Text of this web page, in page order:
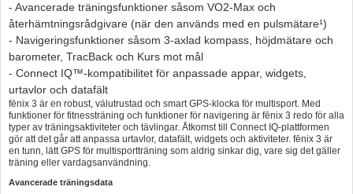
Kamasa Tools - Verktyg
Calix - Packline - Takboxar
Thule - Takboxar
Thule - Lasthållare
LAGERRENSING
Begagnade Motorer & Båtar
- Avancerade träningsfunktioner såsom VO2-Max och
återhämtningsrådgivare (när den används med en pulsmätare¹)
- Navigeringsfunktioner såsom 3-axlad kompass, höjdmätare och
barometer, TracBack och Kurs mot mål
- Connect IQ™-kompatibilitet för anpassade appar, widgets,
urtavlor och datafält
fēnix 3 är en robust, välutrustad och smart GPS-klocka för multisport. Med
funktioner för fitnessträning och funktioner för navigering är fēnix 3 redo för alla
typer av träningsaktiviteter och tävlingar. Åtkomst till Connect IQ-plattformen
gör att det går att anpassa urtavlor, datafält, widgets och aktiviteter. fēnix 3 är
en tunn, lätt GPS för multisportträning som aldrig sinkar dig, vare sig det gäller
träning eller vardagsanvändning.
Avancerade träningsdata